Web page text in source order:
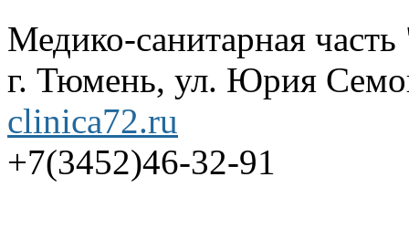
Медико-санитарная
г. Тюмень, ул. Юрия
clinica72.ru
+7(3452)46-32-91